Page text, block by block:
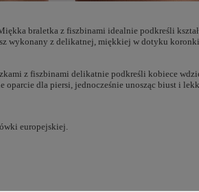
braletka z fiszbinami idealnie podkreśli
wykonany z delikatnej, miękkiej w dotyku
z fiszbinami delikatnie podkreśli kobiece
oparcie dla piersi, jednocześnie unosząc biust i
europejskiej.